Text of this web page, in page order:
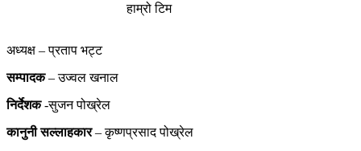
हाम्रो टिम
अध्यक्ष – प्रताप भट्ट
सम्पादक– उज्वल खनाल
निर्देशक-सुजन पोख्रेल
कानुनी सल्लाहकार– कृष्णप्रसाद पोख्रेल